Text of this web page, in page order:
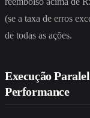
(se a taxa de erros
de todas as ações.
Execução
Performance